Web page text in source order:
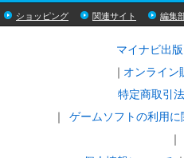
ショッピング 関連サイト 編集
マイナビ出版
オンライン
特定商取引
ゲームソフトの利用
｜